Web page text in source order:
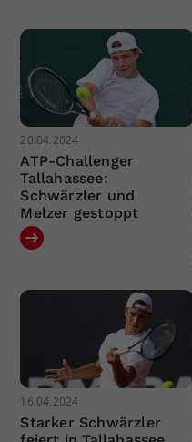
20.04.2024
ATP-Challenger
Tallahassee:
Schwärzler und
Melzer gestoppt
16.04.2024
Starker Schwärzler